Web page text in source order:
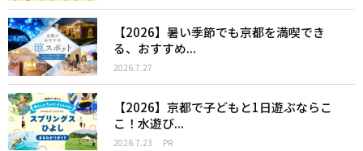
【2026】暑い季節でも京都を満喫でき
る、おすすめ...
2026.7.27
【2026】京都で子どもと1日遊ぶならこ
こ！水遊び...
2026.7.23 PR